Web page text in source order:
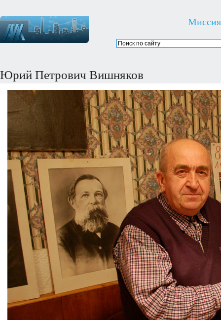
Миссия
Юрий Петрович Вишняков